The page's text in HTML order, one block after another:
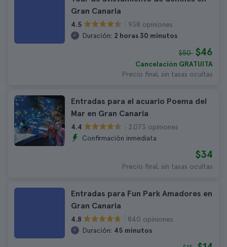
Gran Canaria
4.5
938 opiniones
Duración: 2 horas 30 minutos
$50 $46
Cancelación GRATUITA
Precio final, sin tasas ocultas
Entradas para el acuario Poema del
Mar en Gran Canaria
4.4
2.073 opiniones
Confirmación inmediata
$34
Precio final, sin tasas ocultas
Entradas para Fun Park Amadores en
Gran Canaria
4.8
840 opiniones
Duración: 45 minutos